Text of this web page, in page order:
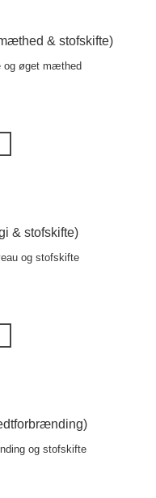
& stofskifte)
og øget mæthed
& stofskifte)
og stofskifte
og stofskifte